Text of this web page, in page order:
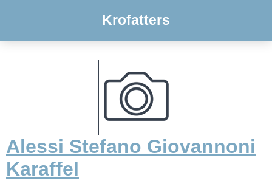
Krofatters
Alessi Stefano Giovannoni
Karaffel